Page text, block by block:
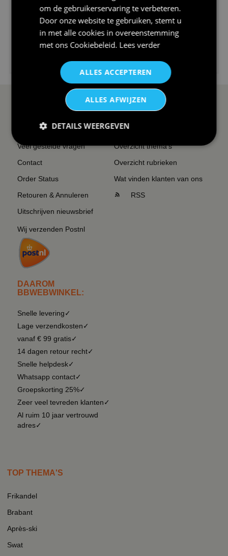
SERVICE EN INFO
Reviews
Veel gestelde vragen
Contact
Order Status
Retouren & Annuleren
Uitschrijven nieuwsbrief
Wij verzenden Postnl
DAAROM
BBWEBWINKEL:
Snelle levering✓
Lage verzendkosten✓
vanaf € 99 gratis✓
14 dagen retour recht✓
Snelle helpdesk✓
Whatsapp contact✓
Groepskorting 25%✓
Zeer veel tevreden klanten✓
Al ruim 10 jaar vertrouwd
adres✓
OVERZICHT
Sitemapping
Overzicht thema's
Overzicht rubrieken
Wat vinden klanten van ons
RSS
TOP THEMA'S
Frikandel
Brabant
Après-ski
Swat
om de gebruikerservaring te verbeteren.
Door onze website te gebruiken, stemt u
in met alle cookies in overeenstemming
met ons Cookiebeleid. Lees verder
ALLES ACCEPTEREN
ALLES AFWIJZEN
DETAILS WEERGEVEN